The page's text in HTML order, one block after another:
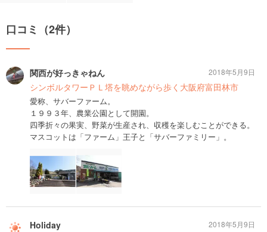
口コミ（2件）
関西が好っきゃねん
シンボルタワーＰＬ塔を眺めながら歩く大阪府富田林市
愛称、サバーファーム。
１９９３年、農業公園として開園。
四季折々の果実、野菜が生産され、収穫を楽しむことができる。
マスコットは「ファーム」王子と「サバーファミリー」。
2018年5月9日
Holiday 2018年5月9日